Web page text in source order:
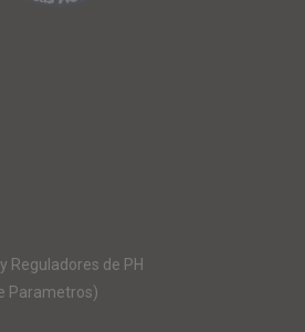
Reguladores de PH
Parametros)